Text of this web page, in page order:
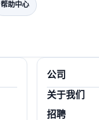
帮助中心
公司
关于我们
招聘